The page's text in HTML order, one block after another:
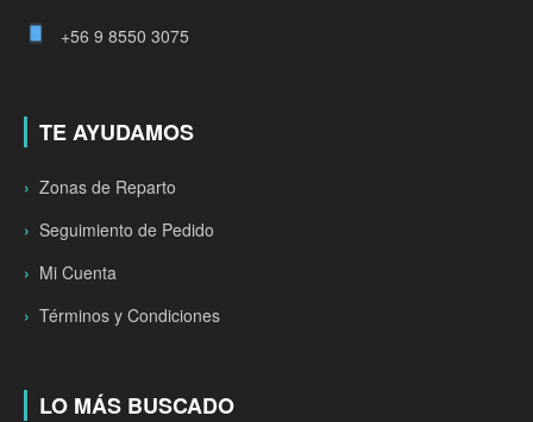
+56 9 8550 3075
TE AYUDAMOS
Zonas de Reparto
Seguimiento de Pedido
Mi Cuenta
Términos y Condiciones
LO MÁS BUSCADO